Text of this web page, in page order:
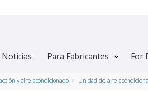
Noticias Para Fabricantes For
y aire acondicionado Unidad de aire